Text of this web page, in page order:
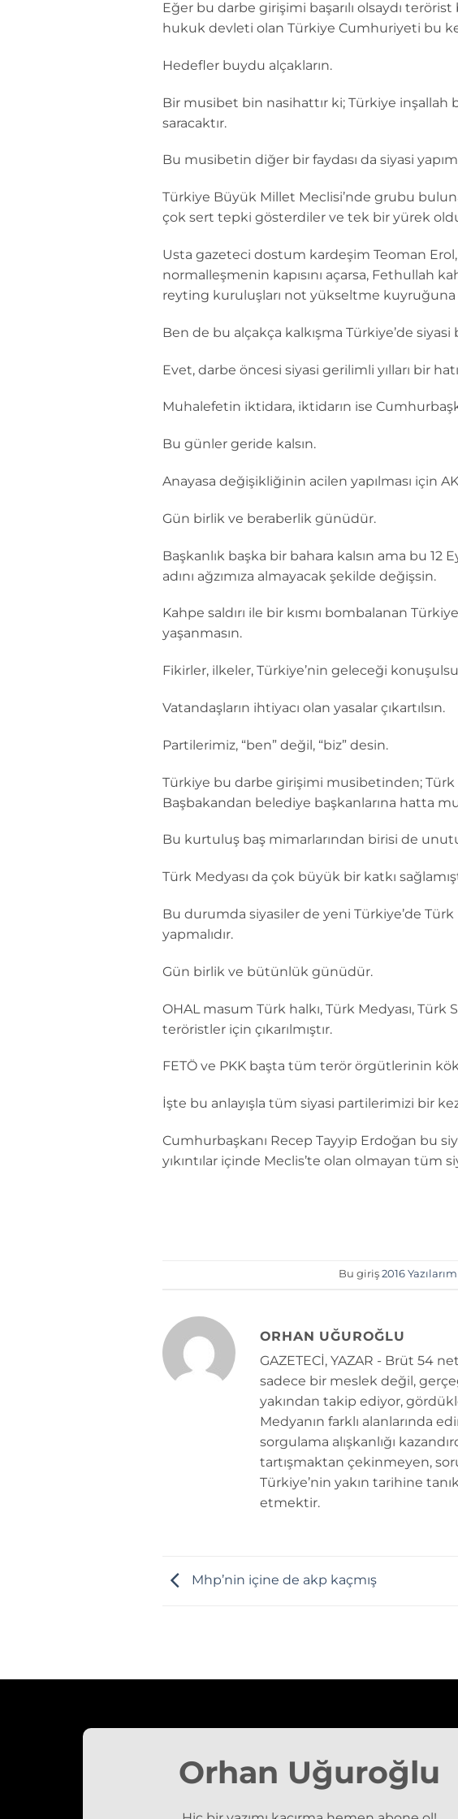
Eğer bu darbe girişimi başarılı olsaydı
hukuk devleti olan Türkiye Cumhuriyeti bu
Hedefler buydu alçakların.
Bir musibet bin nasihattır ki; Türkiye inşallah
saracaktır.
Bu musibetin diğer bir faydası da siyasi
Türkiye Büyük Millet Meclisi’nde grubu
çok sert tepki gösterdiler ve tek bir yürek
Usta gazeteci dostum kardeşim Teoman Erol,
normalleşmenin kapısını açarsa, Fethullah
reyting kuruluşları not yükseltme kuyruğuna
Ben de bu alçakça kalkışma Türkiye’de siyasi
Evet, darbe öncesi siyasi gerilimli yılları bir
Muhalefetin iktidara, iktidarın ise
Bu günler geride kalsın.
Anayasa değişikliğinin acilen yapılması için
Gün birlik ve beraberlik günüdür.
Başkanlık başka bir bahara kalsın ama bu 12
adını ağzımıza almayacak şekilde değişsin.
Kahpe saldırı ile bir kısmı bombalanan
yaşanmasın.
Fikirler, ilkeler, Türkiye’nin geleceği
Vatandaşların ihtiyacı olan yasalar çıkartılsın.
Partilerimiz, “ben” değil, “biz” desin.
Türkiye bu darbe girişimi musibetinden; Türk
Başbakandan belediye başkanlarına hatta
Bu kurtuluş baş mimarlarından birisi de
Türk Medyası da çok büyük bir katkı
Bu durumda siyasiler de yeni Türkiye’de
yapmalıdır.
Gün birlik ve bütünlük günüdür.
OHAL masum Türk halkı, Türk Medyası,
teröristler için çıkarılmıştır.
FETÖ ve PKK başta tüm terör örgütlerinin
İşte bu anlayışla tüm siyasi partilerimizi bir
Cumhurbaşkanı Recep Tayyip Erdoğan bu
yıkıntılar içinde Meclis’te olan olmayan tüm
Bu giriş 2016 Yazılarım
ORHAN UĞUROĞLU
GAZETECİ, YAZAR - Brüt 54
sadece bir meslek değil,
yakından takip ediyor,
Medyanın farklı alanlarında
sorgulama alışkanlığı
tartışmaktan çekinmeyen,
Türkiye’nin yakın tarihine
etmektir.
Mhp’nin içine de akp kaçmış
Orhan Uğuroğlu